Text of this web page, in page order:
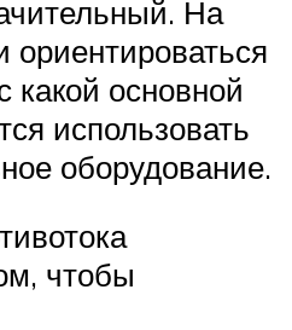
На
ориентироваться
какой основной
использовать
оборудование.
чтобы